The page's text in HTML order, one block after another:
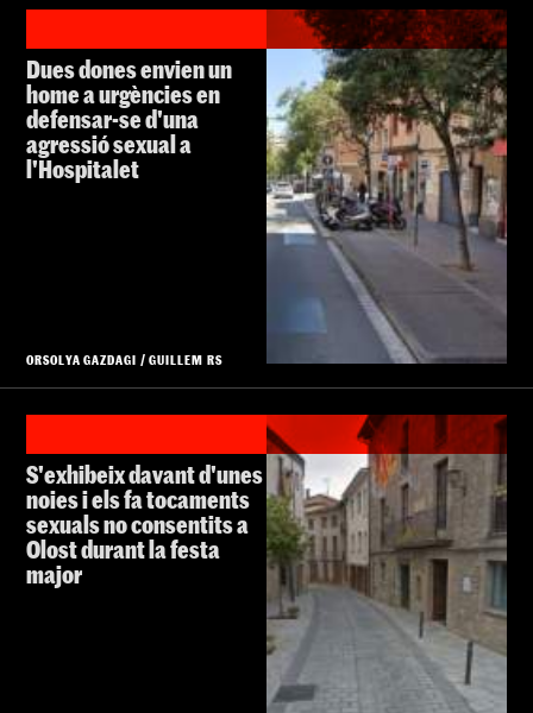
Dues dones envien un
home a urgències en
defensar-se d'una
agressió sexual a
l'Hospitalet
ORSOLYA GAZDAGI / GUILLEM RS
S'exhibeix davant d'unes
noies i els fa tocaments
sexuals no consentits a
Olost durant la festa
major